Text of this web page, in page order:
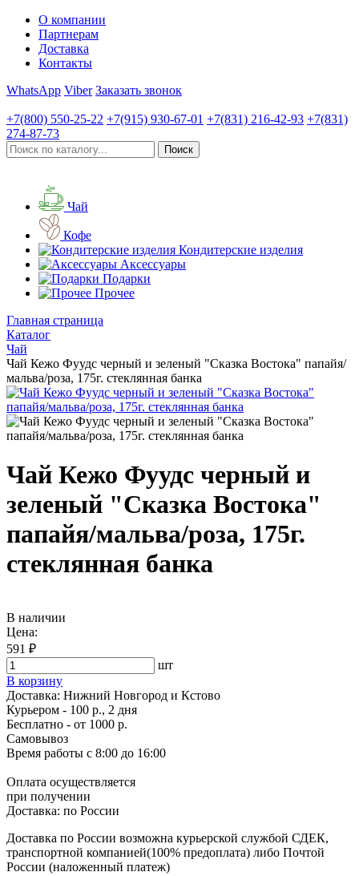
О компании
Партнерам
Доставка
Контакты
WhatsApp Viber Заказать звонок
+7(800) 550-25-22 +7(915) 930-67-01 +7(831) 216-42-93 +7(831)
274-87-73
Чай
Кофе
Кондитерские изделия
Аксессуары
Подарки
Прочее
Главная страница
Каталог
Чай
Чай Кежо Фуудс черный и зеленый "Сказка Востока" папайя/
мальва/роза, 175г. стеклянная банка
Чай Кежо Фуудс черный и
зеленый "Сказка Востока"
папайя/мальва/роза, 175г.
стеклянная банка
В наличии
Цена:
591 ₽
шт
В корзину
Доставка: Нижний Новгород и Кстово
Курьером - 100 р., 2 дня
Бесплатно - от 1000 р.
Самовывоз
Время работы с 8:00 до 16:00
Оплата осуществляется
при получении
Доставка: по России
Доставка по России возможна курьерской службой СДЕК,
транспортной компанией(100% предоплата) либо Почтой
России (наложенный платеж)